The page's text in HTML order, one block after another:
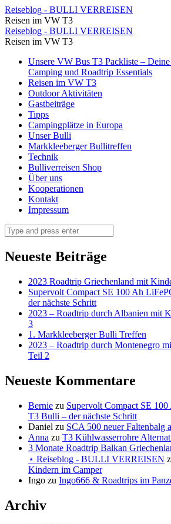
IMG_9197
⋆
Reiseblog
BULLI
VERREISEN
Reiseblog - BULLI VERREISEN
Reisen im VW T3
IMG_9197
⋆
Reiseblog
BULLI
VERREISEN
Reiseblog - BULLI VERREISEN
Reisen im VW T3
Skip
content
Unsere VW Bus T3 Packliste –
Camping und Roadtrip Essentials
Reisen im VW T3
Outdoor Aktivitäten
Gastbeiträge
Tipps
Campingplätze in Europa
Unser Bulli
Markkleeberger Bullitreffen
Technik
Bulliverreisen Shop
Über uns
Kooperationen
Kontakt
Impressum
Search
Neueste Beiträge
2023 Roadtrip Griechenland mit
Supervolt Compact SE 100 Ah
der nächste Schritt
2023 – Roadtrip durch Albanien mit
3
1. Markkleeberger Bulli Treffen
2023 – Roadtrip durch Montenegro
Teil 2
Neueste Kommentare
Bernie zu Supervolt Compact SE
T3 Bulli – der nächste Schritt
Daniel zu SCA 500 neuer Faltenbalg
Anna zu T3 Kühlwasserrohre
3 Monate Roadtrip Balkan
⋆ Reiseblog - BULLI VERREISEN
Kindern im Camper
Ingo zu Ingo666 & Roadtrips im
Archiv